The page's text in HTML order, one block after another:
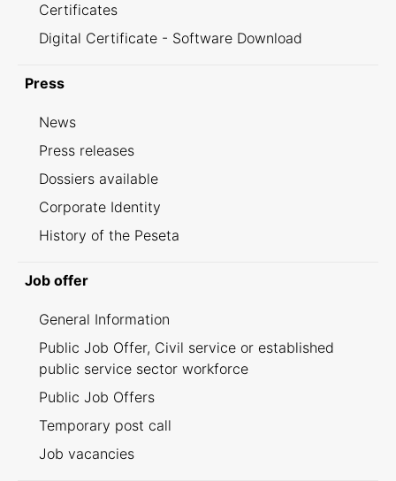
Certificates
Digital Certificate - Software Download
Press
News
Press releases
Dossiers available
Corporate Identity
History of the Peseta
Job offer
General Information
Public Job Offer, Civil service or established
public service sector workforce
Public Job Offers
Temporary post call
Job vacancies